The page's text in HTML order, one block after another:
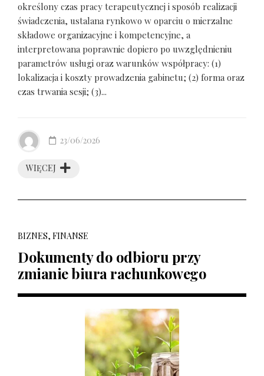
określony czas pracy terapeutycznej i sposób realizacji
świadczenia, ustalana rynkowo w oparciu o mierzalne
składowe organizacyjne i kompetencyjne, a
interpretowana poprawnie dopiero po uwzględnieniu
parametrów usługi oraz warunków współpracy: (1)
lokalizacja i koszty prowadzenia gabinetu; (2) forma oraz
czas trwania sesji; (3)...
WIĘCEJ
23/06/2026
BIZNES, FINANSE
Dokumenty do odbioru przy
zmianie biura rachunkowego